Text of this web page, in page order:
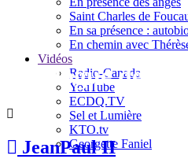
Saint Charles de
En sa présence :
En chemin avec
Vidéos
Radio-Canada
YouTube
ECDQ.TV
Sel et Lumière
KTO.tv
Georgette Faniel
Le blogue de
JeanPaul II